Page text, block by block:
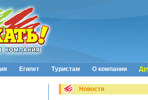
Египет Туристам О компании
Новости